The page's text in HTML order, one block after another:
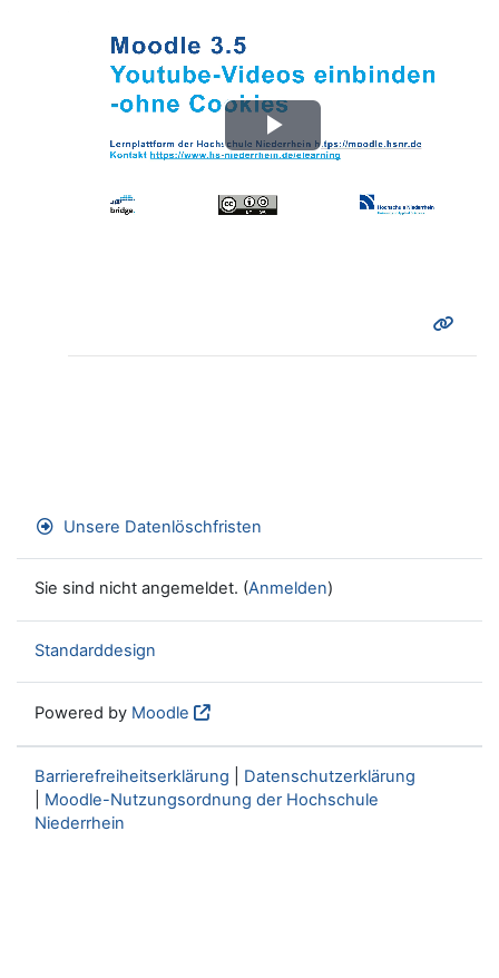
Video
abspielen
Unsere Datenlöschfristen
Sie sind nicht angemeldet. (Anmelden)
Standarddesign
Powered by Moodle
Barrierefreiheitserklärung
Datenschutzerklärung
Moodle-Nutzungsordnung der Hochschule
Niederrhein